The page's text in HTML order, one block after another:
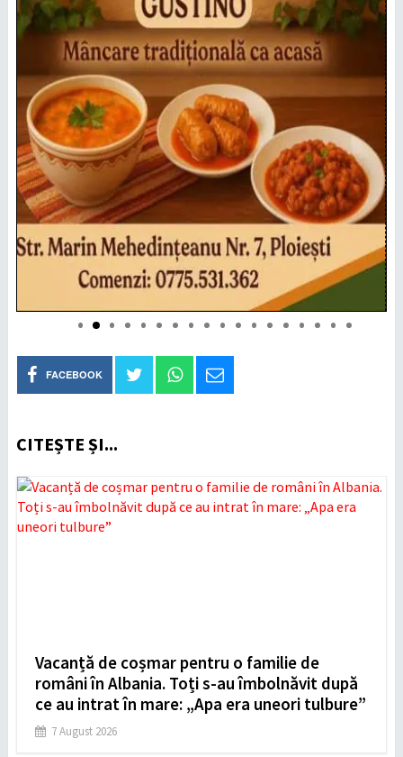
FACEBOOK
CITEȘTE ȘI...
Vacanță de coșmar pentru o familie de
români în Albania. Toți s-au îmbolnăvit după
ce au intrat în mare: „Apa era uneori tulbure”
7 August 2026